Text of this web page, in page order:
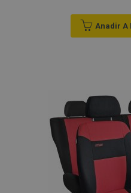
Anadir A